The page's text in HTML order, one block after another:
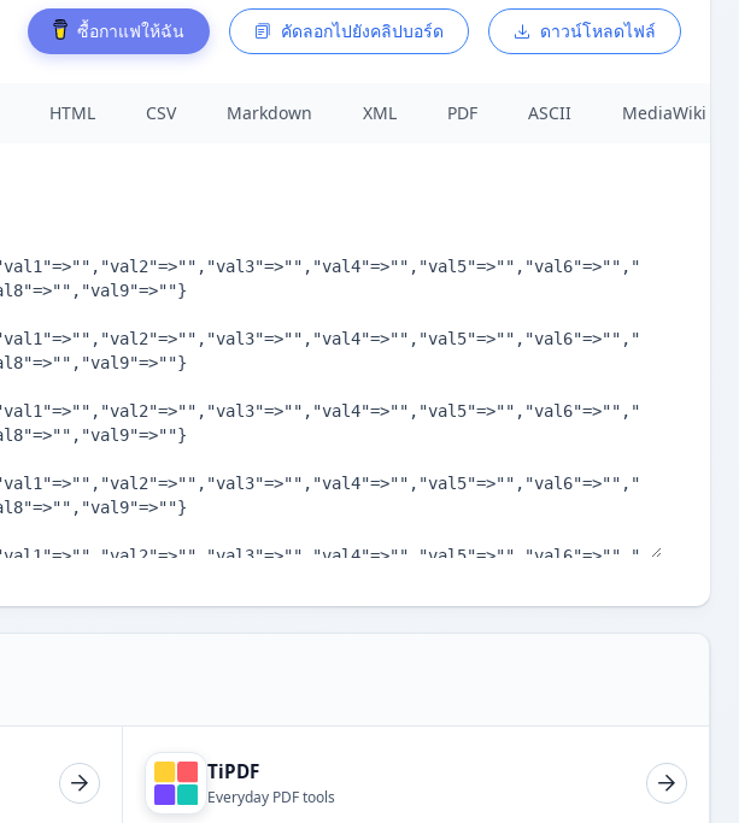
ซื้อกาแฟให้ฉัน คัดลอกไปยังคลิปบอร์ด ดาวน์โหลดไฟล์
HTML CSV Markdown XML PDF ASCII MediaWiki
TiPDF
Everyday PDF tools